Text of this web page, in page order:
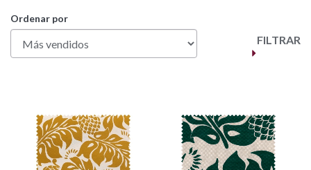
Ordenar por
FILTRAR